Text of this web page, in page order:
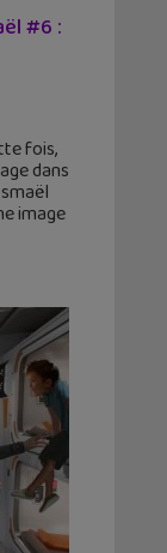
#6 :
fois,
dans
image